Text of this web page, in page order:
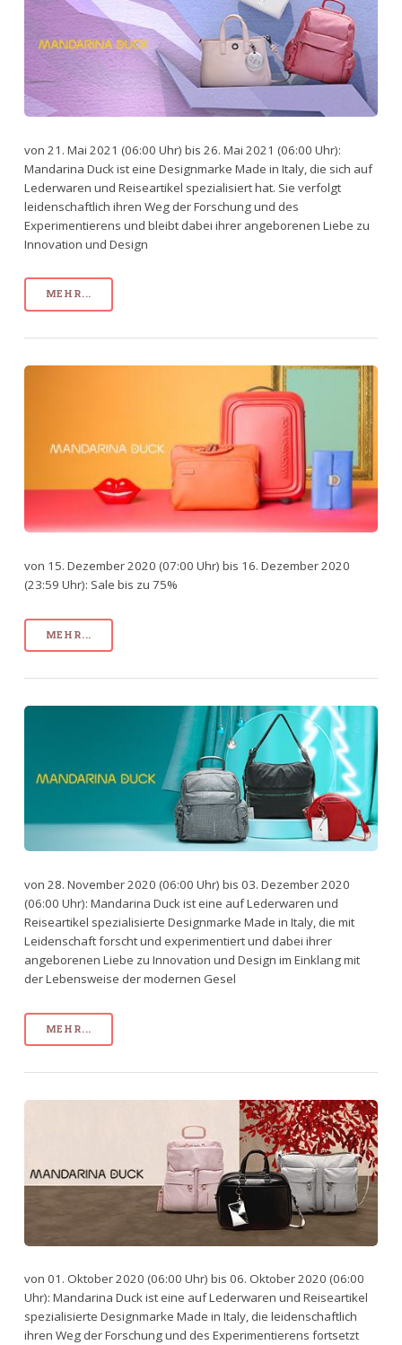
von 21. Mai 2021 (06:00 Uhr) bis 26. Mai 2021 (06:00 Uhr):
Mandarina Duck ist eine Designmarke Made in Italy, die sich auf
Lederwaren und Reiseartikel spezialisiert hat. Sie verfolgt
leidenschaftlich ihren Weg der Forschung und des
Experimentierens und bleibt dabei ihrer angeborenen Liebe zu
Innovation und Design
MEHR...
von 15. Dezember 2020 (07:00 Uhr) bis 16. Dezember 2020
(23:59 Uhr): Sale bis zu 75%
MEHR...
von 28. November 2020 (06:00 Uhr) bis 03. Dezember 2020
(06:00 Uhr): Mandarina Duck ist eine auf Lederwaren und
Reiseartikel spezialisierte Designmarke Made in Italy, die mit
Leidenschaft forscht und experimentiert und dabei ihrer
angeborenen Liebe zu Innovation und Design im Einklang mit
der Lebensweise der modernen Gesel
MEHR...
von 01. Oktober 2020 (06:00 Uhr) bis 06. Oktober 2020 (06:00
Uhr): Mandarina Duck ist eine auf Lederwaren und Reiseartikel
spezialisierte Designmarke Made in Italy, die leidenschaftlich
ihren Weg der Forschung und des Experimentierens fortsetzt